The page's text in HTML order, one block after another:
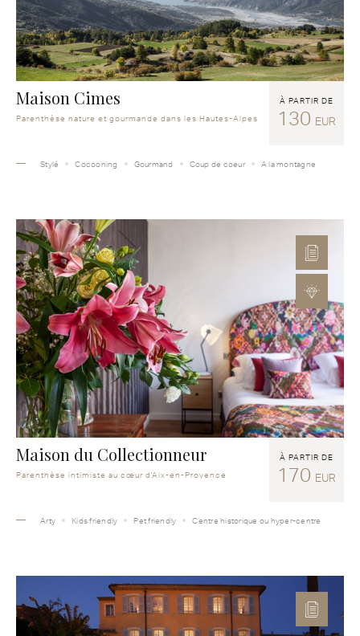
Maison Cimes
Parenthèse nature et gourmande dans les Hautes-Alpes
À PARTIR DE
130 EUR
Stylé Cocooning Gourmand Coup de coeur A la montagne
Maison du Collectionneur
Parenthèse intimiste au cœur d'Aix-en-Provence
À PARTIR DE
170 EUR
Arty Kids friendly Pet friendly Centre historique ou hyper-centre